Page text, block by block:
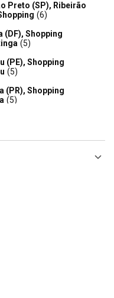
Preto (SP), Ribeirão
(6)
(DF), Shopping
(5)
(PE), Shopping
(5)
(PR), Shopping
(5)
(MA), Imperial